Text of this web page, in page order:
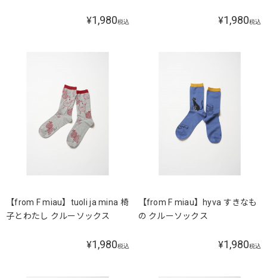
¥1,980税込 ¥1,980税込
【from F miau】tuoli ja mina 椅
子とわたし クルーソックス
¥1,980税込
【from F miau】hyva すきなも
の クルーソックス
¥1,980税込